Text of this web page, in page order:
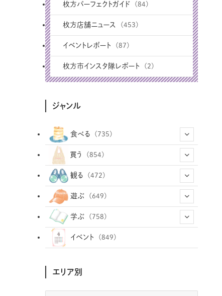
枚方パーフェクトガイド (84)
枚方店舗ニュース (453)
イベントレポート (87)
枚方市インスタ隊レポート (2)
ジャンル
食べる (735)
(12)
(36)
(9)
(33) (297)
買う (854)
(457)
(24)
(77)
観る (472)
(34)
(73)
(35)
(23) (83)
遊ぶ (649)
(14)
(9)
(29)
(1)
(2) (17)
(79)
学ぶ (758)
(102)
(244)
イベント (849)
エリア別